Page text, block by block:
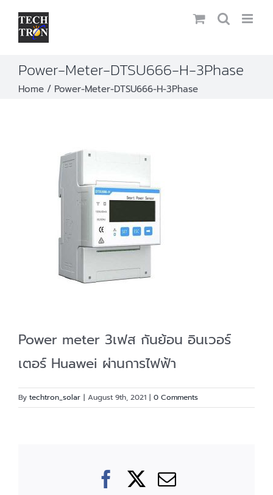
Skip
Power-Meter-DTSU666-H-3Phase
Home Power-Meter-DTSU666-H-3Phase
Power meter 3เฟส กันย้อน อินเวอร์
เตอร์ Huawei ผ่านการไฟฟ้า
By techtron_solar | August 9th, 2021 | 0 Comments
Facebook
X Email